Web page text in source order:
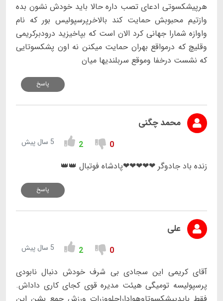
هرپیشکسوتی ادعای تصب داره حالا باید خودش نشون بده
وازتیم محبوبش حمایت کند بالاخرپرسپولیس بور که نام
واوازه شمارا جهانی کرد الان است که بپاخیزید درودبرکریمی
وقلیچ که درمواقع بهران حمایت میکنن نه اون پشکسوتایی
که نشست درخفا وموقع سربلندیها میان
پاسخ
محمد چگنی
0
2 5 سال پیش
زنده باد جادوگر ❤❤❤❤❤پادشاه فوتبال 👑👑
پاسخ
علی
0
2 5 سال پیش
آقای کریمی این سجادی بی شرف خودش دنبال نابودی
پرسپولیسه تومیگی هیئت مدیره قوی کجای کاری داداش.